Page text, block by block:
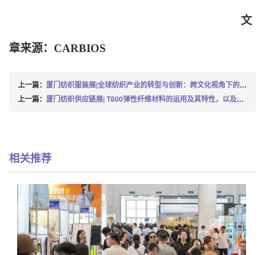
文
章来源：CARBIOS
上一篇： 厦门纺织服装展|全球纺织产业的转型与创新：跨文化视角下的里程碑
上一篇： 厦门纺织供应链展| T800弹性纤维材料的运用及其特性，以及其出色的弹性表现
相关推荐